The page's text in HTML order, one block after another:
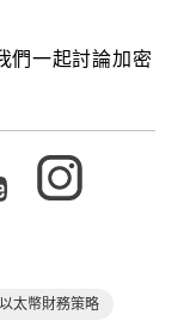
們一起討論加密
以太幣財務策略